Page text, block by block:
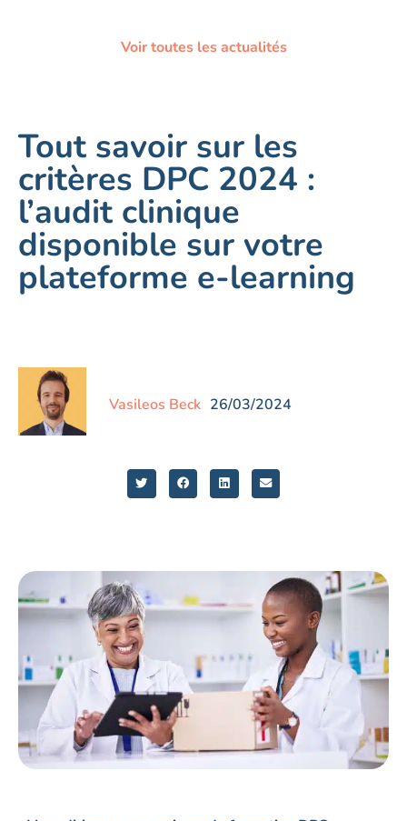
Voir toutes les actualités
Tout savoir sur les
critères DPC 2024 :
l’audit clinique
disponible sur votre
plateforme e-learning
Vasileos Beck 26/03/2024